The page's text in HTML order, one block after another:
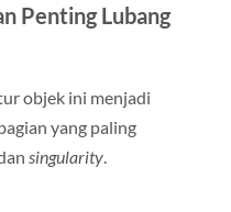
Penting Lubang
objek ini menjadi
yang paling
singularity.